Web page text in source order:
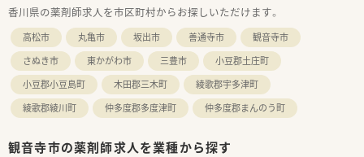
香川県の薬剤師求人を市区町村からお探しいただけます。
高松市 丸亀市 坂出市 善通寺市
観音寺市
さぬき市
東かがわ市 三豊市
小豆郡土庄町
小豆郡小豆島町
木田郡三木町
綾歌郡宇多津町
綾歌郡綾川町
仲多度郡多度津町 仲多度郡まんのう町
観音寺市の薬剤師求人を業種から探す